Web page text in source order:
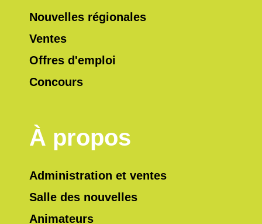
Nouvelles régionales
Ventes
Offres d'emploi
Concours
À propos
Administration et ventes
Salle des nouvelles
Animateurs